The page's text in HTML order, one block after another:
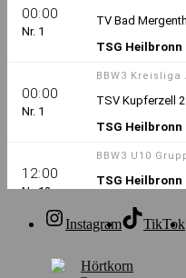
Instagram TikTok